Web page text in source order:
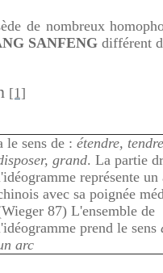
de nombreux
SANFENG différent
[1]
le sens de : étendre,
grand. La partie
représente un
avec sa poignée
87) L'ensemble de
prend le sens
arc